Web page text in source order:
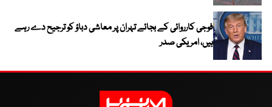
فوجی کارروائی کے بجائے تہران پر معاشی دباؤ کو ترجیح دے رہے
ہیں، امریکی صدر